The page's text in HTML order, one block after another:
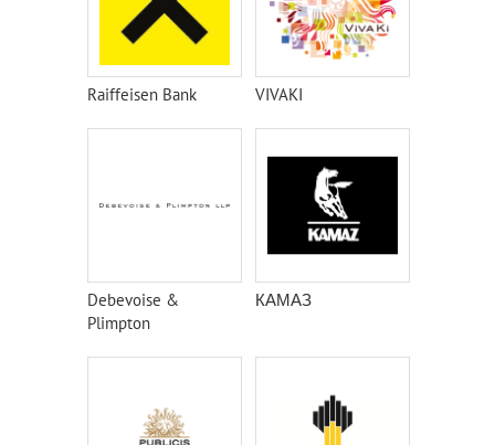
Raiffeisen Bank VIVAKI
Debevoise &
Plimpton
КАМАЗ